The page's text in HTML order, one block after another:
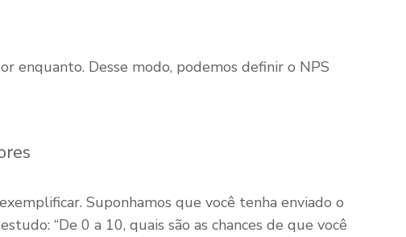
enquanto. Desse modo, podemos definir o NPS
Suponhamos que você tenha enviado o
“De 0 a 10, quais são as chances de que você